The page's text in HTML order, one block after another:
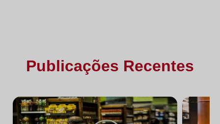
Publicações Recentes